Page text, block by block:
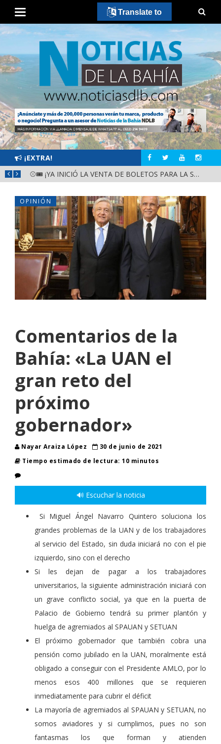
¡EXTRA!
⚾🎟️ ¡YA INICIÓ LA VENTA DE BOLETOS PARA LA SERIE DEL CARIBE KIDS NAYARIT 2026!
OPINIÓN
Comentarios de la
Bahía: «La UAN el
gran reto del
próximo
gobernador»
Nayar Araiza López
30 de junio de 2021
Tiempo estimado de lectura: 10 minutos
🔊 Escuchar la noticia
Si Miguel Ángel Navarro Quintero soluciona los
grandes problemas de la UAN y de los trabajadores
al servicio del Estado, sin duda iniciará no con el pie
izquierdo, sino con el derecho
Si les dejan de pagar a los trabajadores
universitarios, la siguiente administración iniciará con
un grave conflicto social, ya que en la puerta de
Palacio de Gobierno tendrá su primer plantón y
huelga de agremiados al SPAUAN y SETUAN
El próximo gobernador que también cobra una
pensión como jubilado en la UAN, moralmente está
obligado a conseguir con el Presidente AMLO, por lo
menos esos 400 millones que se requieren
inmediatamente para cubrir el déficit
La mayoría de agremiados al SPAUAN y SETUAN, no
somos aviadores y si cumplimos, pues no son
fantasmas los que forman y atienden
Translate to